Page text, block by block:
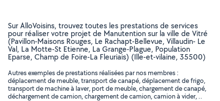
Sur AlloVoisins, trouvez toutes les prestations de services
pour réaliser votre projet de Manutention sur la ville de Vitré
(Pavillon-Maisons Rouges, Le Rachapt-Bellevue, Villaudin- Le
Val, La Motte-St Etienne, La Grange-Plague, Population
Eparse, Champ de Foire-La Fleuriais) (Ille-et-vilaine, 35500)
Autres exemples de prestations réalisées par nos membres :
déplacement de meuble, transport de canapé, déplacement de frigo,
transport de machine à laver, port de meuble, chargement de canapé,
déchargement de camion, chargement de camion, camion à vider, ..